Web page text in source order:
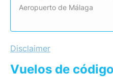
Aeropuerto de Málaga
Disclaimer
Vuelos de